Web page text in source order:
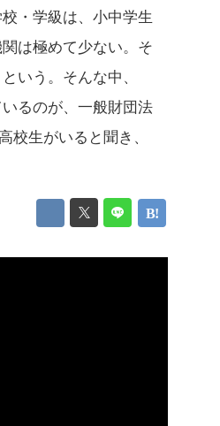
・学級は、小中学生
は極めて少ない。そ
いう。そんな中、
るのが、一般財団法
校生がいると聞き、